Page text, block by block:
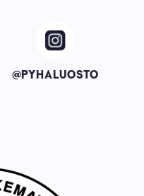
Image
@PYHALUOSTO